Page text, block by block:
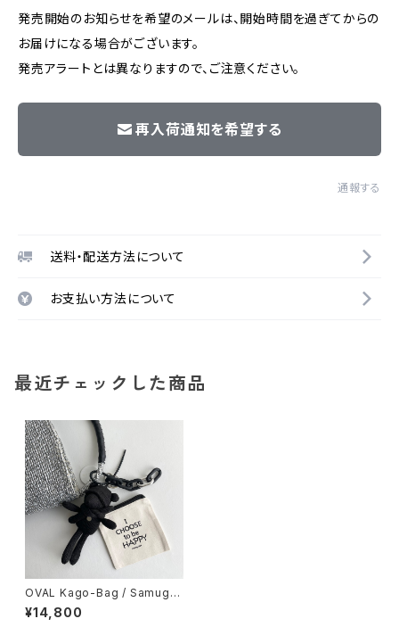
発売開始のお知らせを希望のメールは、開始時間を過ぎてからの
お届けになる場合がございます。
発売アラートとは異なりますので、ご注意ください。
再入荷通知を希望する
通報する
送料・配送方法について
お支払い方法について
最近チェックした商品
OVAL Kago-Bag / Samugar
i Bear Charm / ワンハンドル
カゴバッグ
¥14,800